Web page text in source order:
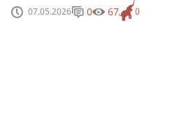
07.05.2026 0
0 67